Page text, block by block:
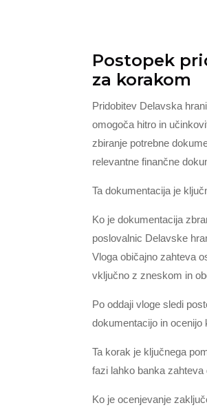
Postopek
za korakom
Pridobitev Delavska
omogoča hitro in
zbiranje potrebne
relevantne finančne
Ta dokumentacija je
Ko je dokumentacija
poslovalnic Delavske
Vloga običajno zahteva
vključno z zneskom in
Po oddaji vloge sledi
dokumentacijo in
Ta korak je ključnega
fazi lahko banka
Ko je ocenjevanje